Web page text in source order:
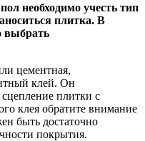
необходимо учесть тип
плитка. В
выбрать
цементная,
клей. Он
плитки с
клея обратите внимание
быть достаточно
покрытия.